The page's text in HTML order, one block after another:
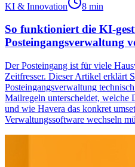
KI & Innovation 8 min
So funktioniert die KI-
Posteingangsverwaltung
Der Posteingang ist für viele
Zeitfresser. Dieser Artikel erklärt
Posteingangsverwaltung
Mailregeln unterscheidet,
und wie Havera das konkret
Verwaltungssoftware wechseln